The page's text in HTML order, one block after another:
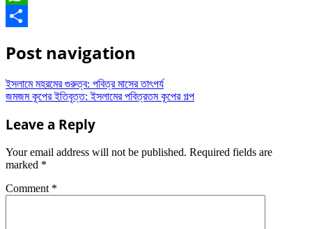
WhatsApp
Post navigation
ইসলামে মহরমের গুরুত্ব: পবিত্র মাসের তাৎপর্য
জমজম কূপের ইতিবৃত্ত: ইসলামের পবিত্রতম কূপের গল্প
Leave a Reply
Your email address will not be published. Required fields are
marked *
Comment *